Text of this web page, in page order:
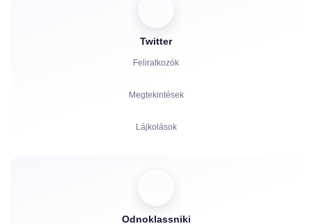
Hozzászólások
Twitter
Feliratkozók
Megtekintések
Lájkolások
Odnoklassniki